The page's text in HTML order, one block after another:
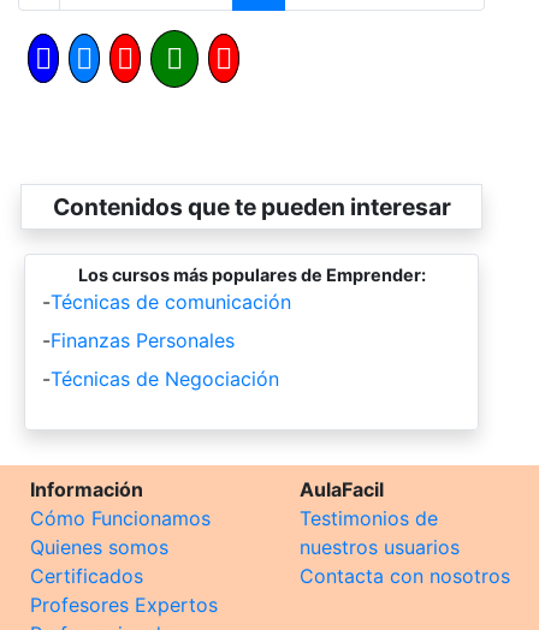
Contenidos que te pueden interesar
Los cursos más populares de Emprender:
-Técnicas de comunicación
-Finanzas Personales
-Técnicas de Negociación
Información
Cómo Funcionamos
Quienes somos
Certificados
Profesores Expertos
AulaFacil
Testimonios de
nuestros usuarios
Contacta con nosotros